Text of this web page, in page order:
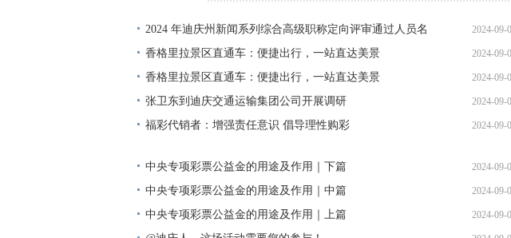
2024 年迪庆州新闻系列综合高级职称定向评审通过人员名
单公示
2024-09-
香格里拉景区直通车：便捷出行，一站直达美景 2024-09-
香格里拉景区直通车：便捷出行，一站直达美景 2024-09-
张卫东到迪庆交通运输集团公司开展调研 2024-09-
福彩代销者：增强责任意识 倡导理性购彩 2024-09-
中央专项彩票公益金的用途及作用｜下篇 2024-09-
中央专项彩票公益金的用途及作用｜中篇 2024-09-
中央专项彩票公益金的用途及作用｜上篇 2024-09-